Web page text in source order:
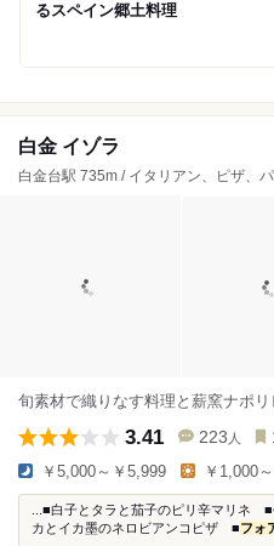
るスペイン郷土料理
白金 イゾラ
白金台駅 735m / イタリアン、ピザ、
旬素材で織りなす料理と薪窯ナポリ
3.41 223 人
￥5,000～￥5,999 ￥1,000
...■白子とタラと茄子のピリ辛マリネ
カとイカ墨のネロビアンコピザ ■フォ